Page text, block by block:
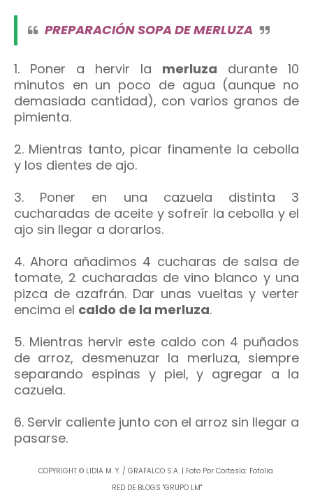
PREPARACIÓN SOPA DE MERLUZA
1. Poner a hervir la merluza durante 10
minutos en un poco de agua (aunque no
demasiada cantidad), con varios granos de
pimienta.
2. Mientras tanto, picar finamente la cebolla
y los dientes de ajo.
3. Poner en una cazuela distinta 3
cucharadas de aceite y sofreír la cebolla y el
ajo sin llegar a dorarlos.
4. Ahora añadimos 4 cucharas de salsa de
tomate, 2 cucharadas de vino blanco y una
pizca de azafrán. Dar unas vueltas y verter
encima el caldo de la merluza.
5. Mientras hervir este caldo con 4 puñados
de arroz, desmenuzar la merluza, siempre
separando espinas y piel, y agregar a la
cazuela.
6. Servir caliente junto con el arroz sin llegar a
pasarse.
COPYRIGHT © LIDIA M. Y. / GRAFALCO S.A. | Foto Por Cortesía: Fotolia
RED DE BLOGS "GRUPO LM"